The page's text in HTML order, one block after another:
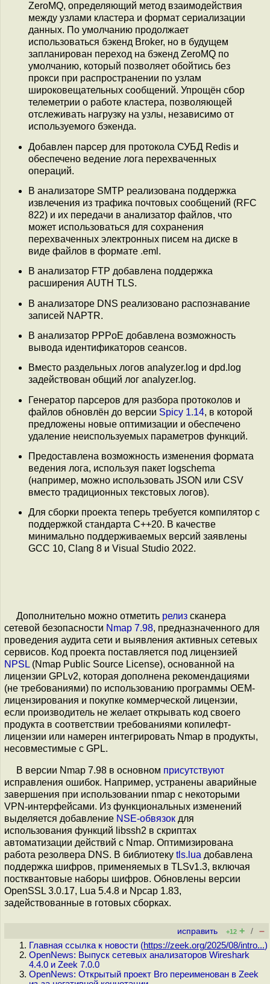
ZeroMQ, определяющий метод взаимодействия
между узлами кластера и формат сериализации
данных. По умолчанию продолжает
использоваться бэкенд Broker, но в будущем
запланирован переход на бэкенд ZeroMQ по
умолчанию, который позволяет обойтись без
прокси при распространении по узлам
широковещательных сообщений. Упрощён сбор
телеметрии о работе кластера, позволяющей
отслеживать нагрузку на узлы, независимо от
используемого бэкенда.
Добавлен парсер для протокола СУБД Redis и
обеспечено ведение лога перехваченных
операций.
В анализаторе SMTP реализована поддержка
извлечения из трафика почтовых сообщений (RFC
822) и их передачи в анализатор файлов, что
может использоваться для сохранения
перехваченных электронных писем на диске в
виде файлов в формате .eml.
В анализатор FTP добавлена поддержка
расширения AUTH TLS.
В анализаторе DNS реализовано распознавание
записей NAPTR.
В анализатор PPPoE добавлена возможность
вывода идентификаторов сеансов.
Вместо раздельных логов analyzer.log и dpd.log
задействован общий лог analyzer.log.
Генератор парсеров для разбора протоколов и
файлов обновлён до версии Spicy 1.14, в которой
предложены новые оптимизации и обеспечено
удаление неиспользуемых параметров функций.
Предоставлена возможность изменения формата
ведения лога, используя пакет logschema
(например, можно использовать JSON или CSV
вместо традиционных текстовых логов).
Для сборки проекта теперь требуется компилятор с
поддержкой стандарта C++20. В качестве
минимально поддерживаемых версий заявлены
GCC 10, Clang 8 и Visual Studio 2022.
Дополнительно можно отметить релиз сканера
сетевой безопасности Nmap 7.98, предназначенного для
проведения аудита сети и выявления активных сетевых
сервисов. Код проекта поставляется под лицензией
NPSL (Nmap Public Source License), основанной на
лицензии GPLv2, которая дополнена рекомендациями
(не требованиями) по использованию программы OEM-
лицензирования и покупке коммерческой лицензии,
если производитель не желает открывать код своего
продукта в соответствии требованиями копилефт-
лицензии или намерен интегрировать Nmap в продукты,
несовместимые с GPL.
В версии Nmap 7.98 в основном присутствуют
исправления ошибок. Например, устранены аварийные
завершения при использовании nmap c некоторыми
VPN-интерфейсами. Из функциональных изменений
выделяется добавление NSE-обвязок для
использования функций libssh2 в скриптах
автоматизации действий с Nmap. Оптимизирована
работа резолвера DNS. В библиотеку tls.lua добавлена
поддержка шифров, применяемых в TLSv1.3, включая
постквантовые наборы шифров. Обновлены версии
OpenSSL 3.0.17, Lua 5.4.8 и Npcap 1.83,
задействованные в готовых сборках.
исправить +12 + / –
Главная ссылка к новости (https://zeek.org/2025/08/intro...)
OpenNews: Выпуск сетевых анализаторов Wireshark
4.4.0 и Zeek 7.0.0
OpenNews: Открытый проект Bro переименован в Zeek